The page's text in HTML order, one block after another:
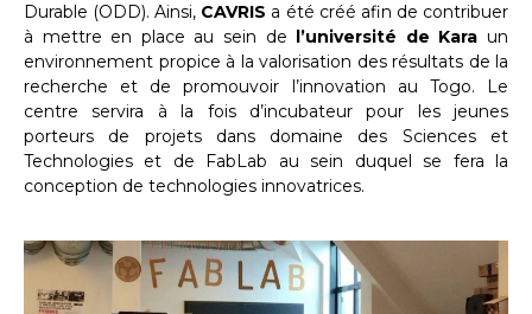
Durable (ODD). Ainsi, CAVRIS a été créé afin de contribuer
à mettre en place au sein de
l’université de Kara un
environnement propice à la valorisation des résultats de la
recherche et de promouvoir l’innovation au Togo. Le
centre servira à la fois d’incubateur pour les jeunes
porteurs de projets dans domaine des Sciences et
Technologies et de FabLab au sein duquel se fera la
conception de technologies innovatrices.